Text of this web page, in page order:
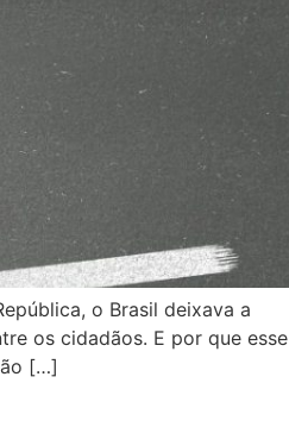
o Brasil deixava a
os cidadãos. E por que esse
[…]